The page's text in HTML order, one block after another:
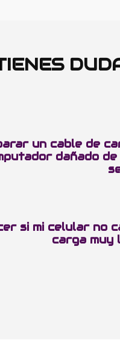
un cable de
dañado
si mi celular no
carga muy